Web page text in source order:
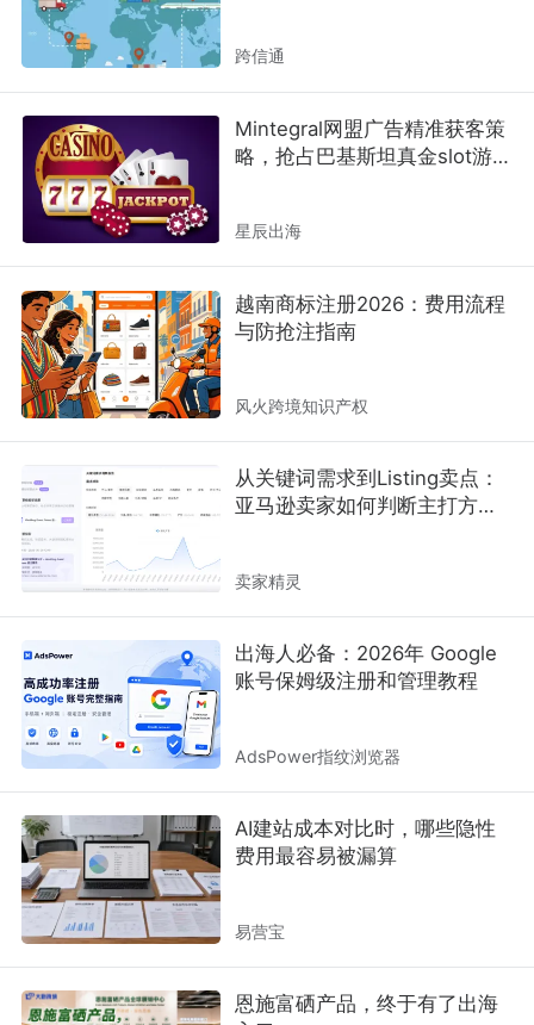
跨信通
Mintegral网盟广告精准获客策
略，抢占巴基斯坦真金slot游戏
星辰出海
越南商标注册2026：费用流程
与防抢注指南
风火跨境知识产权
从关键词需求到Listing卖点：
亚马逊卖家如何判断主打方
卖家精灵
出海人必备：2026年 Google
账号保姆级注册和管理教程
AdsPower指纹浏览器
AI建站成本对比时，哪些隐性
费用最容易被漏算
易营宝
恩施富硒产品，终于有了出海